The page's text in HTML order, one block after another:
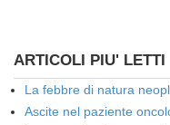
ARTICOLI PIU' LETTI
La febbre di natura
Ascite nel paziente